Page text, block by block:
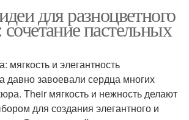
для разноцветного
пастельных
мягкость и элегантность
давно завоевали сердца многих
Their мягкость и нежность делают
для создания элегантного и